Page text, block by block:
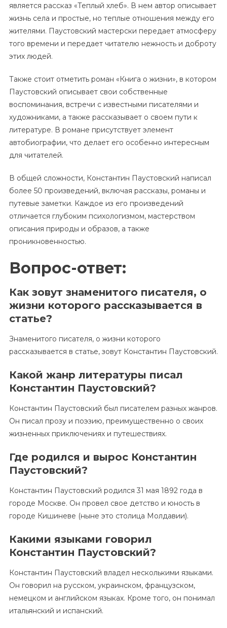
является рассказ «Теплый хлеб». В нем автор описывает
жизнь села и простые, но теплые отношения между его
жителями. Паустовский мастерски передает атмосферу
того времени и передает читателю нежность и доброту
этих людей.
Также стоит отметить роман «Книга о жизни», в котором
Паустовский описывает свои собственные
воспоминания, встречи с известными писателями и
художниками, а также рассказывает о своем пути к
литературе. В романе присутствует элемент
автобиографии, что делает его особенно интересным
для читателей.
В общей сложности, Константин Паустовский написал
более 50 произведений, включая рассказы, романы и
путевые заметки. Каждое из его произведений
отличается глубоким психологизмом, мастерством
описания природы и образов, а также
проникновенностью.
Вопрос-ответ:
Как зовут знаменитого писателя, о
жизни которого рассказывается в
статье?
Знаменитого писателя, о жизни которого
рассказывается в статье, зовут Константин Паустовский.
Какой жанр литературы писал
Константин Паустовский?
Константин Паустовский был писателем разных жанров.
Он писал прозу и поэзию, преимущественно о своих
жизненных приключениях и путешествиях.
Где родился и вырос Константин
Паустовский?
Константин Паустовский родился 31 мая 1892 года в
городе Москве. Он провел свое детство и юность в
городе Кишиневе (ныне это столица Молдавии).
Какими языками говорил
Константин Паустовский?
Константин Паустовский владел несколькими языками.
Он говорил на русском, украинском, французском,
немецком и английском языках. Кроме того, он понимал
итальянский и испанский.